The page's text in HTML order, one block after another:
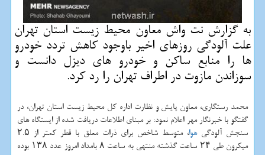
به گزارش نت واش معاون محیط زیست استان تهران
علت آلودگی روزهای اخیر باوجود كاهش تردد خودرو
ها را منابع ساكن و خودرو های دیزل دانست و
سوزاندن مازوت در اطراف تهران را رد كرد.
محمد رستگاری، معاون پایش و نظارت اداره كل محیط زیست استان تهران، در
گفتگو با خبرنگار مهر اعلام نمود: بر مبنای اطلاعات دریافت شده از ایستگاه های
سنجش آلودگیهوا
، متوسط شاخص برای ذرات معلق با قطر كمتر از ۲.۵
میكرون طی ۲۴ ساعت گذشته منتهی به ساعت ۸ بامداد امروز عدد ۱۳۸ بوده